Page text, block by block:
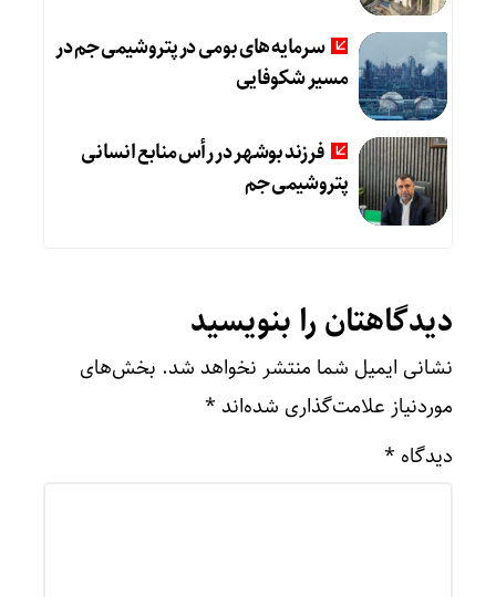
سرمایه های بومی در پتروشیمی جم در
مسیر شکوفایی
فرزند بوشهر در رأس منابع انسانی
پتروشیمی جم
دیدگاهتان را بنویسید
نشانی ایمیل شما منتشر نخواهد شد. بخش‌های
موردنیاز علامت‌گذاری شده‌اند *
دیدگاه *